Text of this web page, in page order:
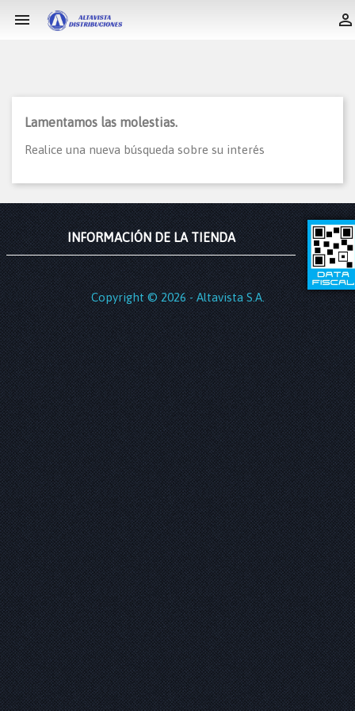
 
Lamentamos las molestias.
Realice una nueva búsqueda sobre su interés
INFORMACIÓN DE LA TIENDA
Copyright © 2026 - Altavista S.A.